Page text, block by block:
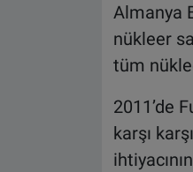
Almanya
nükleer
tüm
2011’de
karşı